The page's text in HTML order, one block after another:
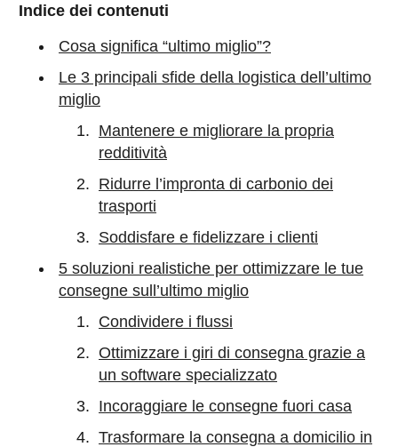
Indice dei contenuti
Cosa significa “ultimo miglio”?
Le 3 principali sfide della logistica dell’ultimo
miglio
Mantenere e migliorare la propria
redditività
Ridurre l’impronta di carbonio dei
trasporti
Soddisfare e fidelizzare i clienti
5 soluzioni realistiche per ottimizzare le tue
consegne sull’ultimo miglio
Condividere i flussi
Ottimizzare i giri di consegna grazie a
un software specializzato
Incoraggiare le consegne fuori casa
Trasformare la consegna a domicilio in